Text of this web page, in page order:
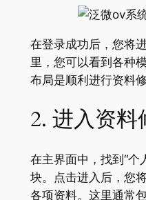
在登录成功后，您将
里，您可以看到各种
布局是顺利进行资料
2. 进入资料
在主界面中，找到“个
块。点击进入后，您
各项资料。这里通常